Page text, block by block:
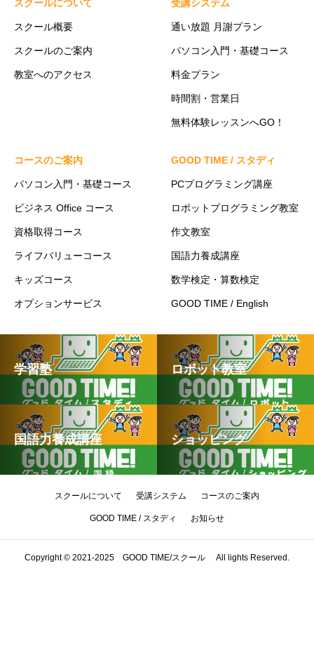
スクールについて
スクール概要
スクールのご案内
教室へのアクセス
受講システム
通い放題 月謝プラン
パソコン入門・基礎コース
料金プラン
時間割・営業日
無料体験レッスンへGO！
コースのご案内
パソコン入門・基礎コース
ビジネス Office コース
資格取得コース
ライフバリューコース
キッズコース
オプションサービス
GOOD TIME / スタディ
PCプログラミング講座
ロボットプログラミング教室
作文教室
国語力養成講座
数学検定・算数検定
GOOD TIME / English
学習塾 ロボット教室
国語力養成講座 ショッピング
スクールについて 受講システム コースのご案内
GOOD TIME / スタディ お知らせ
Copyright © 2021-2025 GOOD TIME/スクール All lights Reserved.